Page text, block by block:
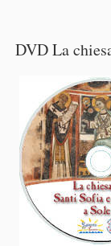
DVD La